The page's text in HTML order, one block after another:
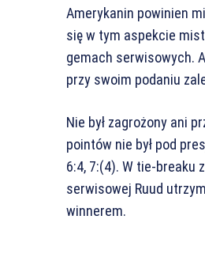
Amerykanin powinien
się w tym aspekcie
gemach serwisowych.
przy swoim podaniu
Nie był zagrożony ani
pointów nie był pod
6:4, 7:(4). W tie-breaku
serwisowej Ruud
winnerem.